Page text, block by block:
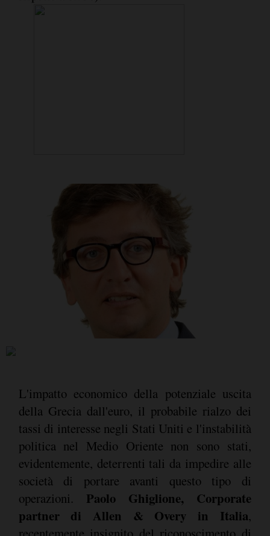
L'impatto economico della potenziale uscita
della Grecia dall'euro, il probabile rialzo dei
tassi di interesse negli Stati Uniti e l'instabilità
politica nel Medio Oriente non sono stati,
evidentemente, deterrenti tali da impedire alle
società di portare avanti questo tipo di
operazioni. Paolo Ghiglione, Corporate
partner di Allen & Overy in Italia,